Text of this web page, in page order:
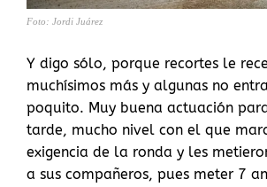
Foto: Jordi Juárez
Y digo sólo, porque recortes le
muchísimos más y algunas no
poquito. Muy buena actuación
tarde, mucho nivel con el que
exigencia de la ronda y les
a sus compañeros, pues meter 7